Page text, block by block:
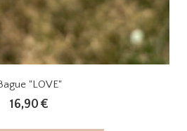
"LOVE"
16,90 €